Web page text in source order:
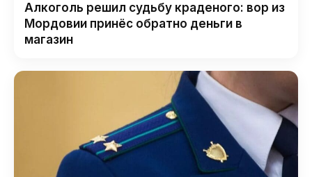
Алкоголь решил судьбу краденого: вор из
Мордовии принёс обратно деньги в
магазин